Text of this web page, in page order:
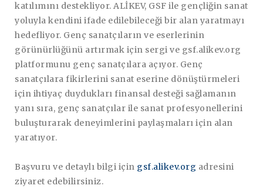
katılımını destekliyor. ALİKEV, GSF ile gençliğin sanat
yoluyla kendini ifade edilebileceği bir alan yaratmayı
hedefliyor. Genç sanatçıların ve eserlerinin
görünürlüğünü artırmak için sergi ve gsf.alikev.org
platformunu genç sanatçılara açıyor. Genç
sanatçılara fikirlerini sanat eserine dönüştürmeleri
için ihtiyaç duydukları finansal desteği sağlamanın
yanı sıra, genç sanatçılar ile sanat profesyonellerini
buluşturarak deneyimlerini paylaşmaları için alan
yaratıyor.
Başvuru ve detaylı bilgi için gsf.alikev.org adresini
ziyaret edebilirsiniz.